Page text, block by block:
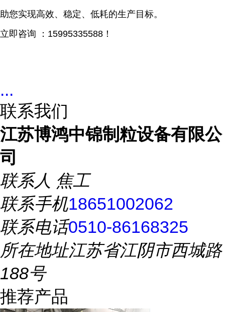
助您实现高效、稳定、低耗的生产目标。
立即咨询 ： 15995335588 ！
...
联系我们
江苏博鸿中锦制粒设备有限公
司
联系人 焦工
联系手机18651002062
联系电话0510-86168325
所在地址江苏省江阴市西城路
188号
推荐产品